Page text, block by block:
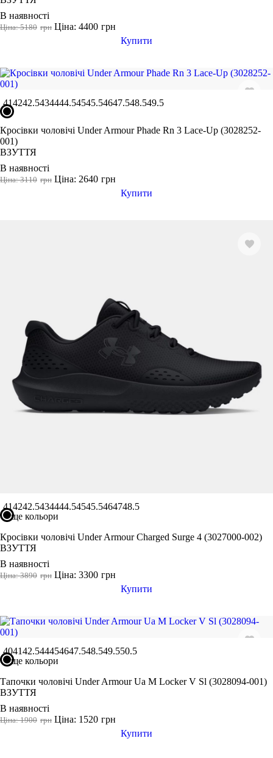
4XL
Показати більше
Колір
Показати більше
38 2/3
Показати більше
Виробник
В наявності
грн
Ціна: 5180 грн
Ціна: 4400
Купити
414242.5434444.54545.54647.548.549.5
Кросівки чоловічі Under Armour Phade Rn 3 Lace-Up (3028252-
001)
ВЗУТТЯ
В наявності
грн
Ціна: 3110 грн
Ціна: 2640
Купити
414242.5434444.54545.5464748.5
ще кольори
Кросівки чоловічі Under Armour Charged Surge 4 (3027000-002)
ВЗУТТЯ
В наявності
грн
Ціна: 3890 грн
Ціна: 3300
Купити
404142.544454647.548.549.550.5
ще кольори
Тапочки чоловічі Under Armour Ua M Locker V Sl (3028094-001)
ВЗУТТЯ
В наявності
грн
Ціна: 1900 грн
Ціна: 1520
Купити